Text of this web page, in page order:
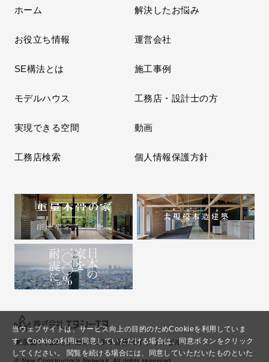
当ウェブサイトは、サービス向上の目的のためCookieを利用していま
す。Cookieの利用に同意していただける場合は、同意ボタンをクリック
してください。
閲覧を続ける場合には、同意していただいたものといた
ホーム 解決したお悩み
お役立ち情報 運営会社
SE構法とは 施工事例
モデルハウス 工務店・設計士の方
実現できる空間 動画
工務店検索 個人情報保護方針
東京都千代田区永田町2-13-5 赤坂エイトワンビル